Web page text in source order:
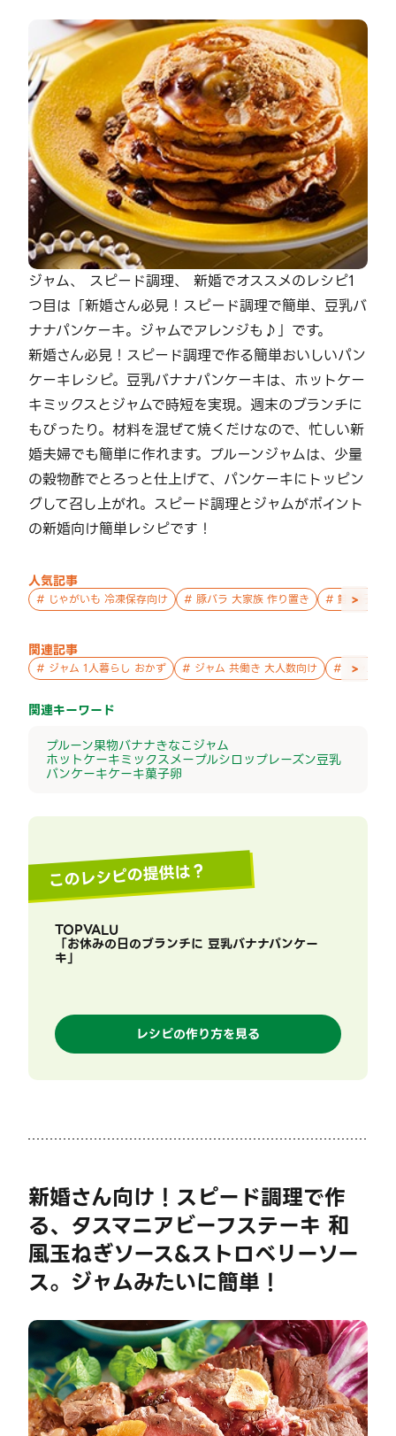
ジャム、 スピード調理、 新婚でオススメのレシピ1
つ目は「新婚さん必見！スピード調理で簡単、豆乳バ
ナナパンケーキ。ジャムでアレンジも♪」です。
新婚さん必見！スピード調理で作る簡単おいしいパン
ケーキレシピ。豆乳バナナパンケーキは、ホットケー
キミックスとジャムで時短を実現。週末のブランチに
もぴったり。材料を混ぜて焼くだけなので、忙しい新
婚夫婦でも簡単に作れます。プルーンジャムは、少量
の穀物酢でとろっと仕上げて、パンケーキにトッピン
グして召し上がれ。スピード調理とジャムがポイント
の新婚向け簡単レシピです！
人気記事
# じゃがいも 冷凍保存向け # 豚バラ 大家族 作り置き # 鮭 親子 作
>
関連記事
# ジャム 1人暮らし おかず # ジャム 共働き 大人数向け # ジャム
>
関連キーワード
プルーン果物バナナきなこジャム
ホットケーキミックスメープルシロップレーズン豆乳
パンケーキケーキ菓子卵
このレシピの提供は？
TOPVALU
「お休みの日のブランチに 豆乳バナナパンケー
キ」
レシピの作り方を見る
新婚さん向け！スピード調理で作
る、タスマニアビーフステーキ 和
風玉ねぎソース&ストロベリーソー
ス。ジャムみたいに簡単！